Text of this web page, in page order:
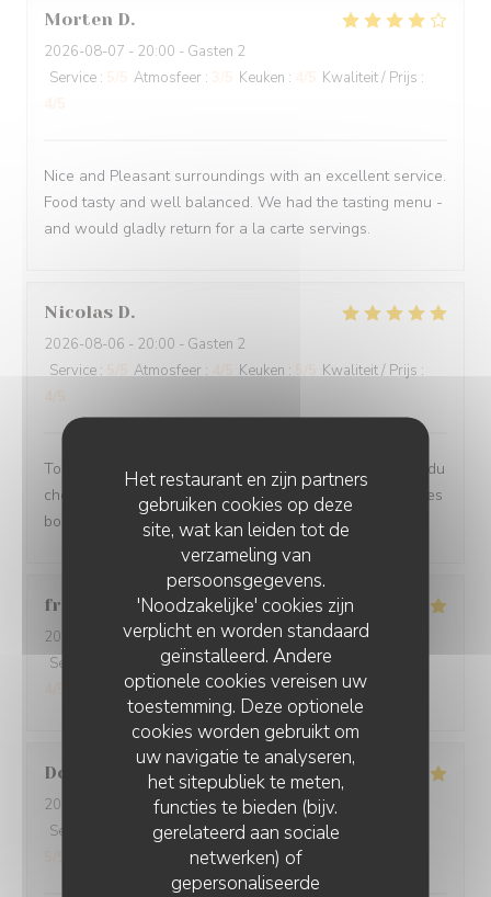
Het restaurant en zijn partners
gebruiken cookies op deze
site, wat kan leiden tot de
verzameling van
persoonsgegevens.
'Noodzakelijke' cookies zijn
verplicht en worden standaard
geïnstalleerd. Andere
optionele cookies vereisen uw
toestemming. Deze optionele
cookies worden gebruikt om
uw navigatie te analyseren,
het sitepubliek te meten,
functies te bieden (bijv.
gerelateerd aan sociale
netwerken) of
gepersonaliseerde
Morten D
2026-08-07 - 20:00 - Gasten 2
Service : Atmosfeer : Keuken : Kwaliteit / Prijs :
Nice and Pleasant surroundings with an excellent service.
Food tasty and well balanced. We had the tasting menu -
and would gladly return for a la carte servings.
Nicolas D
2026-08-06 - 20:00 - Gasten 2
Service : Atmosfeer : Keuken : Kwaliteit / Prijs :
Toujours très agréablement surpris par les inspirations du
chef. Le mélange des saveurs est toujours excellent. Tres
bonne adresse.
françois
2026-08-07- 12:30 - Gasten 2
Service
Atmosfeer:5/5 Keuken: 5/5 Kwaliteit / Prijs
Dorion
2026-08-08
- 19:30 - Gasten 2
Service
Atmosfeer:5/5 Keuken :5/5 Kwaliteit / Prijs